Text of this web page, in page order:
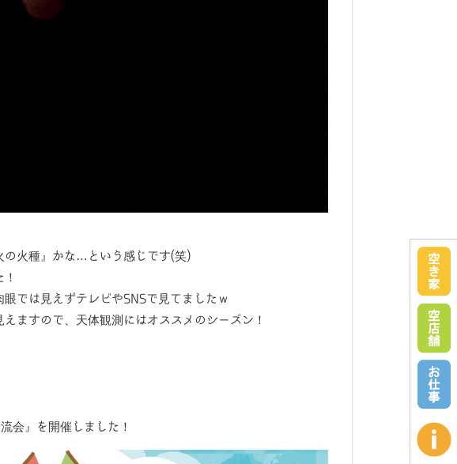
の火種』かな…という感じです(笑)
では見えずテレビやSNSで見てましたｗ
ますので、天体観測にはオススメのシーズン！
会』を開催しました！